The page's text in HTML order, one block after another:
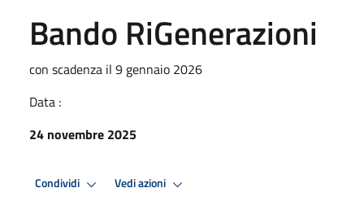
Bando RiGenerazioni
con scadenza il 9 gennaio 2026
Data :
24 novembre 2025
Condividi Vedi azioni